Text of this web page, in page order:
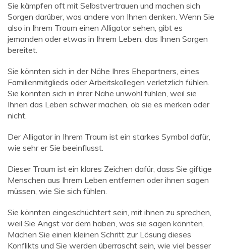
Sie kämpfen oft mit Selbstvertrauen und machen sich
Sorgen darüber, was andere von Ihnen denken. Wenn Sie
also in Ihrem Traum einen Alligator sehen, gibt es
jemanden oder etwas in Ihrem Leben, das Ihnen Sorgen
bereitet.
Sie könnten sich in der Nähe Ihres Ehepartners, eines
Familienmitglieds oder Arbeitskollegen verletzlich fühlen.
Sie könnten sich in ihrer Nähe unwohl fühlen, weil sie
Ihnen das Leben schwer machen, ob sie es merken oder
nicht.
Der Alligator in Ihrem Traum ist ein starkes Symbol dafür,
wie sehr er Sie beeinflusst.
Dieser Traum ist ein klares Zeichen dafür, dass Sie giftige
Menschen aus Ihrem Leben entfernen oder ihnen sagen
müssen, wie Sie sich fühlen.
Sie könnten eingeschüchtert sein, mit ihnen zu sprechen,
weil Sie Angst vor dem haben, was sie sagen könnten.
Machen Sie einen kleinen Schritt zur Lösung dieses
Konflikts und Sie werden überrascht sein, wie viel besser